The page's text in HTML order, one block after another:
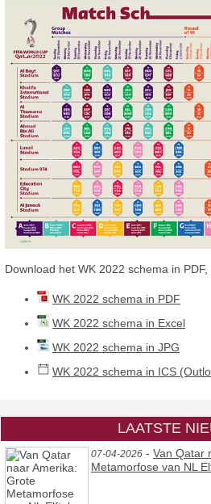
Download het WK 2022 schema in
WK 2022 schema in PDF
WK 2022 schema in Excel
WK 2022 schema in JPG
WK 2022 schema in ICS
LAATSTE
07-04-2026 - Van Qatar
Metamorfose van NL